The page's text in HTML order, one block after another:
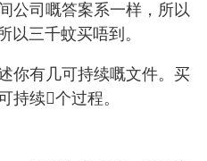
公司嘅答案系一样，所以
以三千蚊买唔到。
你有几可持续嘅文件。买
续𠮶个过程。